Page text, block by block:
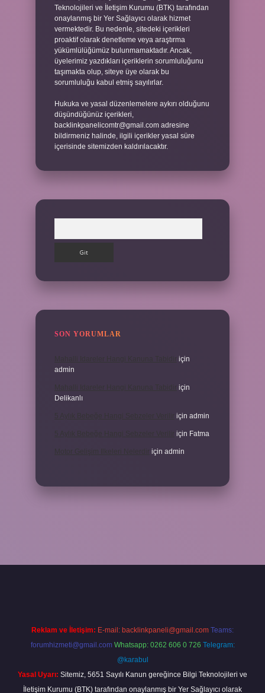
Teknolojileri ve İletişim Kurumu (BTK) tarafından
onaylanmış bir Yer Sağlayıcı olarak hizmet
vermektedir. Bu nedenle, sitedeki içerikleri
proaktif olarak denetleme veya araştırma
yükümlülüğümüz bulunmamaktadır. Ancak,
üyelerimiz yazdıkları içeriklerin sorumluluğunu
taşımakta olup, siteye üye olarak bu
sorumluluğu kabul etmiş sayılırlar.
Hukuka ve yasal düzenlemelere aykırı olduğunu
düşündüğünüz içerikleri,
backlinkpanelicomtr@gmail.com adresine
bildirmeniz halinde, ilgili içerikler yasal süre
içerisinde sitemizden kaldırılacaktır.
SON YORUMLAR
için
admin
için
Delikanlı
5 Aylık Bebeğe Hangi Sebzeler Verilir için admin
5 Aylık Bebeğe Hangi Sebzeler Verilir için Fatma
için admin
Reklam ve İletişim: E-mail: backlinkpaneli@gmail.com Teams:
forumhizmeti@gmail.com Whatsapp: 0262 606 0 726 Telegram:
@karabul
Yasal Uyarı: Sitemiz, 5651 Sayılı Kanun gereğince Bilgi Teknolojileri ve
İletişim Kurumu (BTK) tarafından onaylanmış bir Yer Sağlayıcı olarak